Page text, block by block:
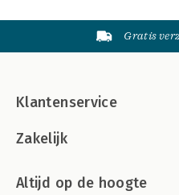
Gratis
Klantenservice
Zakelijk
Altijd op de hoogte